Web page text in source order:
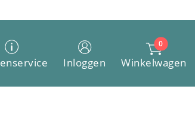
Inloggen
0
Winkelwagen